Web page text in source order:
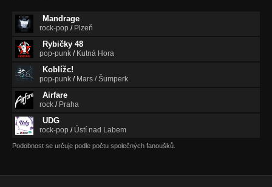
Mandrage
rock-pop / Plzeň
Rybičky 48
pop-punk / Kutná Hora
Koblížc!
pop-punk / Mars / Šumperk
Airfare
rock / Praha
UDG
rock-pop / Ústí nad Labem
Podobnost se určuje podle počtu společných fanoušků.